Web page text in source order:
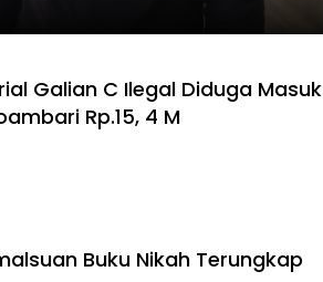
Galian C Ilegal Diduga Masuk
Rp.15, 4 M
Buku Nikah Terungkap